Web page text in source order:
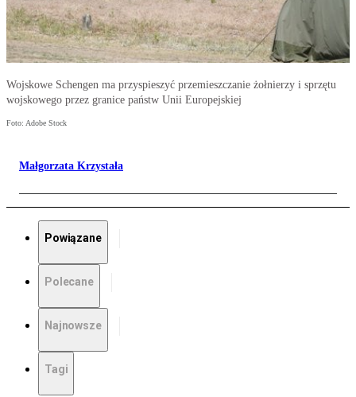
Wojskowe Schengen ma przyspieszyć przemieszczanie żołnierzy i sprzętu
wojskowego przez granice państw Unii Europejskiej
Foto: Adobe Stock
Małgorzata Krzystała
Powiązane
Polecane
Najnowsze
Tagi